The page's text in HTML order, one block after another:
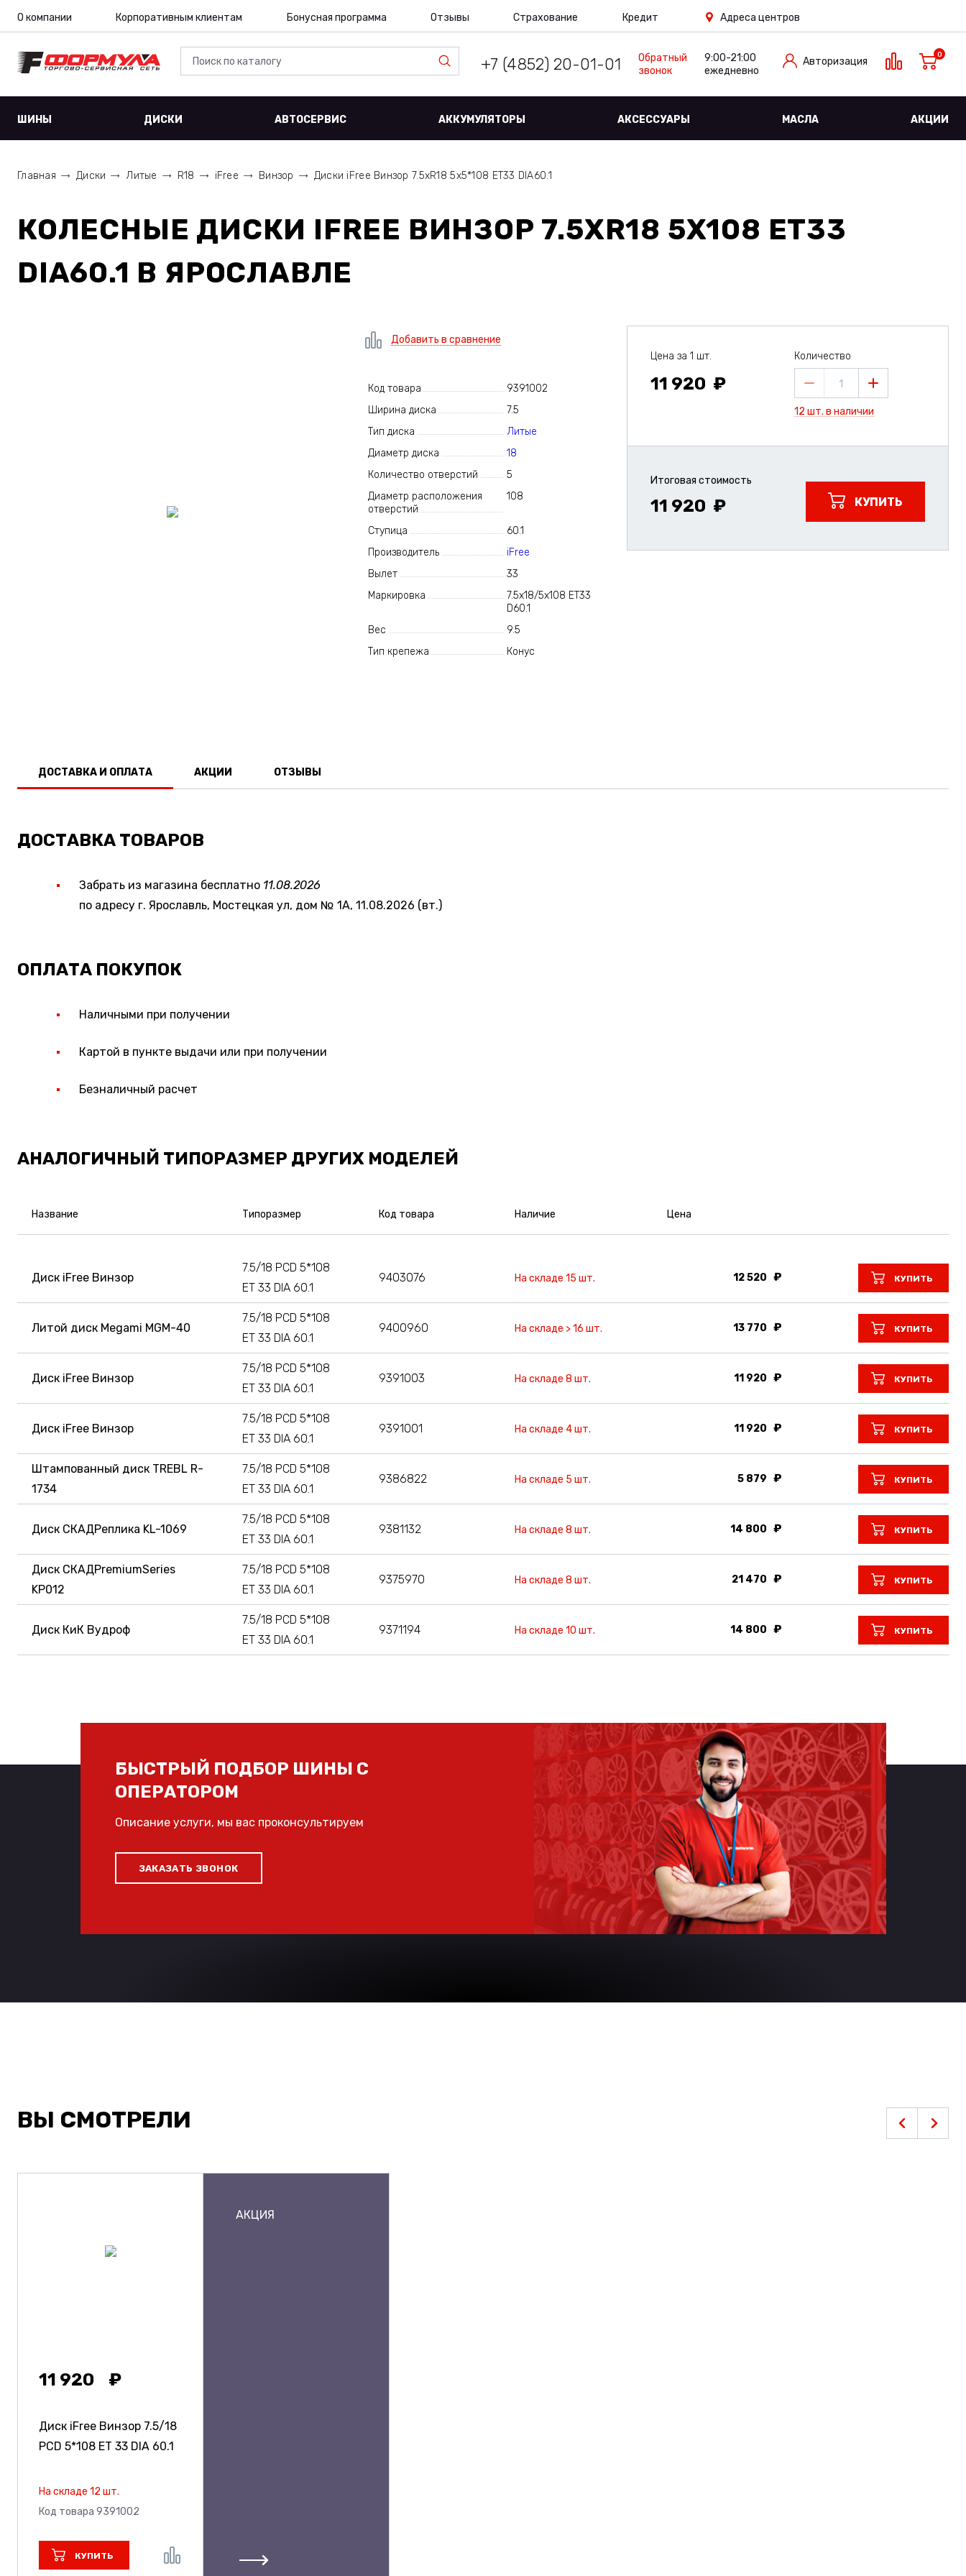
О компании Корпоративным клиентам Бонусная программа Отзывы Страхование Кредит Адреса центров
+7 (4852) 20-01-01
Обратный
звонок
9:00-21:00
ежедневно
Авторизация
0
ШИНЫ ДИСКИ АВТОСЕРВИС АККУМУЛЯТОРЫ АКСЕССУАРЫ МАСЛА АКЦИИ
Главная Диски Литые R18 iFree Винзор Диски iFree Винзор 7.5xR18 5x5*108 ET33 DIA60.1
КОЛЕСНЫЕ ДИСКИ IFREE ВИНЗОР 7.5XR18 5X108 ET33
DIA60.1 В ЯРОСЛАВЛЕ
Добавить в сравнение
Код товара
9391002
Ширина диска
7.5
Тип диска
Литые
Диаметр диска
18
Количество отверстий
5
Диаметр расположения
отверстий
108
Ступица
60.1
Производитель
iFree
Вылет
33
Маркировка
7.5x18/5x108 ET33
D60.1
Вес
9.5
Тип крепежа
Конус
Цена за 1 шт.
11 920
Количество
1
12 шт. в наличии
Итоговая стоимость
11 920 КУПИТЬ
ДОСТАВКА И ОПЛАТА АКЦИИ ОТЗЫВЫ
ДОСТАВКА ТОВАРОВ
Забрать из магазина бесплатно 11.08.2026
по адресу г. Ярославль, Мостецкая ул, дом № 1А, 11.08.2026 (вт.)
ОПЛАТА ПОКУПОК
Наличными при получении
Картой в пункте выдачи или при получении
Безналичный расчет
АНАЛОГИЧНЫЙ ТИПОРАЗМЕР ДРУГИХ МОДЕЛЕЙ
Название Типоразмер Код товара Наличие Цена
Диск iFree Винзор
7.5/18 PCD 5*108
ET 33 DIA 60.1
9403076 На складе 15 шт. 12 520 КУПИТЬ
Литой диск Megami MGM-40
7.5/18 PCD 5*108
ET 33 DIA 60.1
9400960 На складе > 16 шт. 13 770 КУПИТЬ
Диск iFree Винзор
7.5/18 PCD 5*108
ET 33 DIA 60.1
9391003 На складе 8 шт. 11 920 КУПИТЬ
Диск iFree Винзор
7.5/18 PCD 5*108
ET 33 DIA 60.1
9391001 На складе 4 шт. 11 920 КУПИТЬ
Штампованный диск TREBL R-
1734
7.5/18 PCD 5*108
ET 33 DIA 60.1
9386822 На складе 5 шт. 5 879 КУПИТЬ
Диск СКАДРеплика KL-1069
7.5/18 PCD 5*108
ET 33 DIA 60.1
9381132 На складе 8 шт. 14 800 КУПИТЬ
Диск СКАДPremiumSeries
KP012
7.5/18 PCD 5*108
ET 33 DIA 60.1
9375970 На складе 8 шт. 21 470 КУПИТЬ
Диск КиК Вудроф
7.5/18 PCD 5*108
ET 33 DIA 60.1
9371194 На складе 10 шт. 14 800 КУПИТЬ
БЫСТРЫЙ ПОДБОР ШИНЫ С
ОПЕРАТОРОМ
Описание услуги, мы вас проконсультируем
ЗАКАЗАТЬ ЗВОНОК
ВЫ СМОТРЕЛИ
11 920
Диск iFree Винзор 7.5/18
PCD 5*108 ET 33 DIA 60.1
На складе 12 шт.
Код товара 9391002
КУПИТЬ
АКЦИЯ